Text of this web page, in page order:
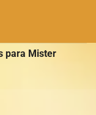
para Mister